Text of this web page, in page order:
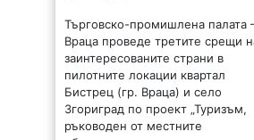
пилотните локации квартал
Бистрец (гр. Враца) и село
Згориград по проект „Туризъм,
ръководен от местните
общности: създаване на
устойчиви...